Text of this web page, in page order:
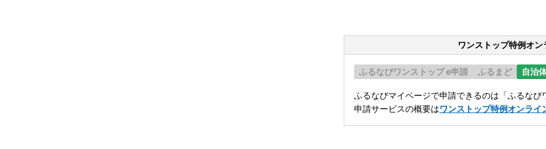
ワンストップ特例オン
ふるなびワンストップ e申請 ふるまど 自治
ふるなびマイページで申請できるのは「ふるな
申請サービスの概要はワンストップ特例オンライ